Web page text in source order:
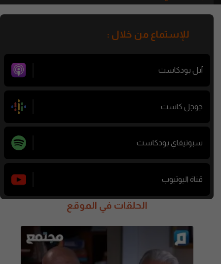
للإستماع من خلال :
آبل بودكاست
جوجل كاست
سبوتيفاي بودكاست
قناة اليوتيوب
الحلقات في الموقع